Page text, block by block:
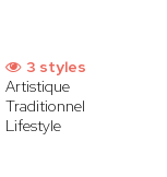
3 styles
Artistique
Traditionnel
Lifestyle